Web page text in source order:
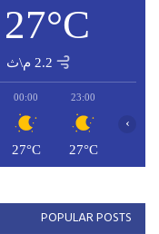
27°C
2.2 م\ث
23:00
27°C
00:00
27°C
›
POPULAR POSTS